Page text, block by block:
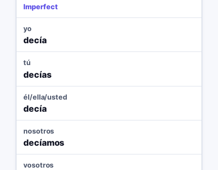
Imperfect
yo
decía
tú
decías
él/ella/usted
decía
nosotros
decíamos
vosotros